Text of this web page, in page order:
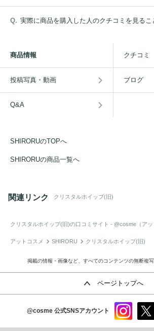
実際に商品を購入した人のクチコミを見るこ
商品情報 クチコミ
投稿写真・動画 ブログ
Q&A
SHIRORUのTOPへ
SHIRORUの商品一覧へ
関連リンク クリスタルホイップ(旧)
クリスタルホイップ(旧)の口コミサイト - @cosme（アッ
アットコスメ SHIRORU クリスタルホイップ(旧)
掲載の情報・画像など、すべてのコンテンツの無断複写
ページトップへ
@cosme 公式SNSアカウント